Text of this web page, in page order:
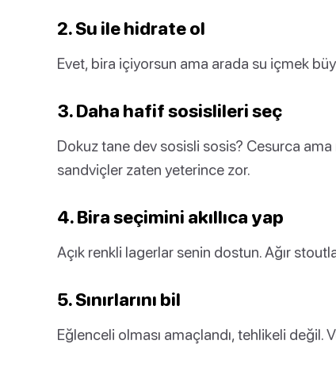
2. Su ile hidrate ol
Evet, bira içiyorsun ama arada su içmek
3. Daha hafif sosislileri seç
Dokuz tane dev sosisli sosis? Cesurca
sandviçler zaten yeterince zor.
4. Bira seçimini akıllıca yap
Açık renkli lagerlar senin dostun. Ağır
5. Sınırlarını bil
Eğlenceli olması amaçlandı, tehlikeli değil.